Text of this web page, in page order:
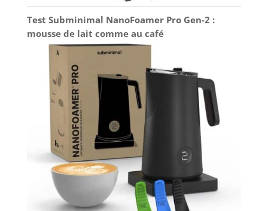
Test Subminimal NanoFoamer Pro Gen-2 :
mousse de lait comme au café